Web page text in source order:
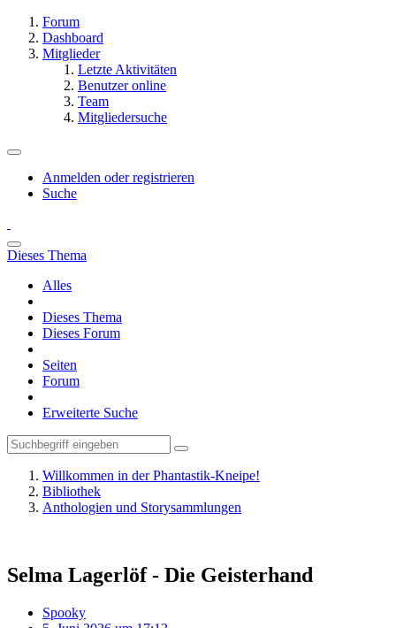
Forum
Dashboard
Mitglieder
Letzte Aktivitäten
Benutzer online
Team
Mitgliedersuche
Anmelden oder registrieren
Suche
Dieses Thema
Alles
Dieses Thema
Dieses Forum
Seiten
Forum
Erweiterte Suche
Willkommen in der Phantastik-Kneipe!
Bibliothek
Anthologien und Storysammlungen
Selma Lagerlöf - Die Geisterhand
Spooky